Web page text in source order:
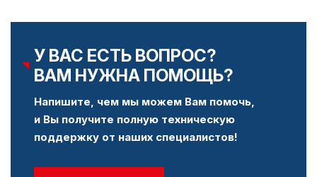
У ВАС ЕСТЬ ВОПРОС?
ВАМ НУЖНА ПОМОЩЬ?
Напишите, чем мы можем Вам помочь,
и Вы получите полную техническую
поддержку от наших специалистов!